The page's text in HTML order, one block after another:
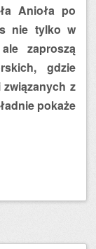
Anioła po
nie tylko w
zaproszą
gdzie
z
pokaże